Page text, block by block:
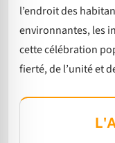
l’endroit des
environnantes, les
cette célébration
fierté, de l’unité et